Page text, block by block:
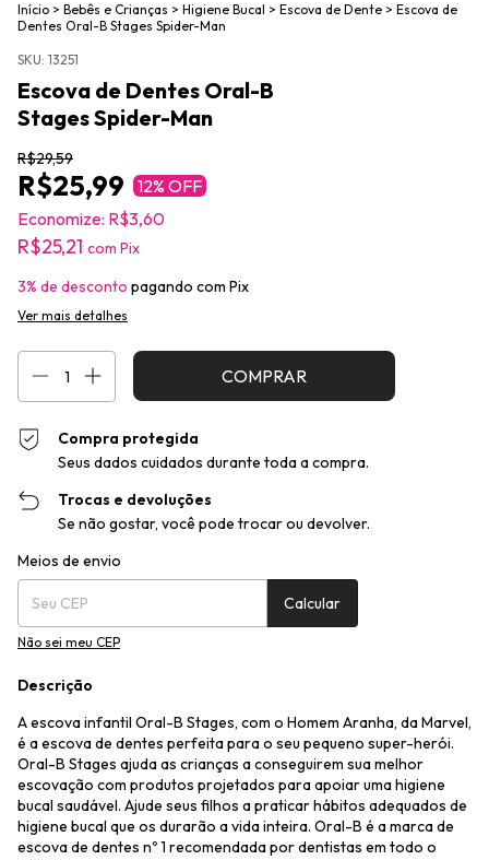
Início > Bebês e Crianças > Higiene Bucal > Escova de Dente > Escova de
Dentes Oral-B Stages Spider-Man
SKU: 13251
Escova de Dentes Oral-B
Stages Spider-Man
R$29,59
R$25,99 12% OFF
Economize: R$3,60
R$25,21 com Pix
3% de desconto pagando com Pix
Ver mais detalhes
Compra protegida
Seus dados cuidados durante toda a compra.
Trocas e devoluções
Se não gostar, você pode trocar ou devolver.
Entregas para o CEP:
Meios de envio
Calcular
Não sei meu CEP
Descrição
A escova infantil Oral-B Stages, com o Homem Aranha, da Marvel,
é a escova de dentes perfeita para o seu pequeno super-herói.
Oral-B Stages ajuda as crianças a conseguirem sua melhor
escovação com produtos projetados para apoiar uma higiene
bucal saudável. Ajude seus filhos a praticar hábitos adequados de
higiene bucal que os durarão a vida inteira. Oral-B é a marca de
escova de dentes nº 1 recomendada por dentistas em todo o